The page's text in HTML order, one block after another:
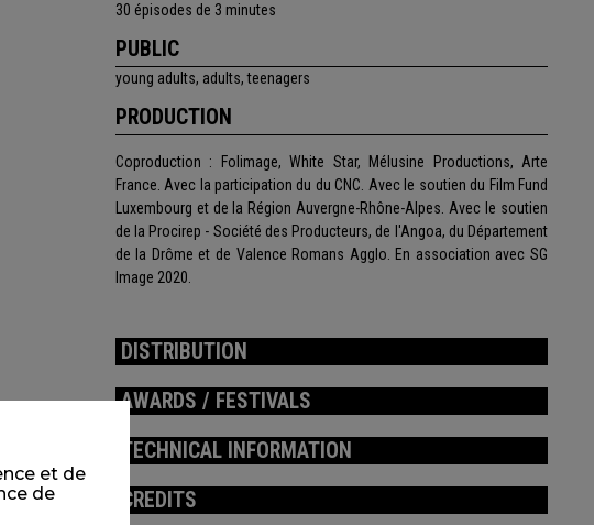
30 épisodes de 3 minutes
PUBLIC
young adults, adults, teenagers
PRODUCTION
Coproduction : Folimage, White Star, Mélusine Productions, Arte
France. Avec la participation du du CNC. Avec le soutien du Film Fund
Luxembourg et de la Région Auvergne-Rhône-Alpes. Avec le soutien
de la Procirep - Société des Producteurs, de l'Angoa, du Département
de la Drôme et de Valence Romans Agglo. En association avec SG
Image 2020.
DISTRIBUTION
AWARDS / FESTIVALS
TECHNICAL INFORMATION
CREDITS
et de
de